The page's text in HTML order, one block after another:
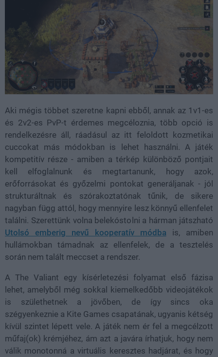
Aki mégis többet szeretne kapni ebből, annak az 1v1-es
és 2v2-es PvP-t érdemes megcéloznia, több opció is
rendelkezésre áll, ráadásul az itt feloldott kozmetikai
cuccokat más módokban is lehet használni. A játék
kompetitív része - amiben a térkép különböző pontjait
kell elfoglalnunk és megtartanunk, hogy azok,
erőforrásokat és győzelmi pontokat generáljanak - jól
strukturáltnak és szórakoztatónak tűnik, de sikere
nagyban függ attól, hogy mennyire lesz könnyű ellenfelet
találni. Szerettünk volna belekóstolni a hárman játszható
Utolsó emberig nevű kooperatív módba is, amiben
hullámokban támadnak az ellenfelek, de a tesztelés
során nem talált meccset a rendszer.
A The Valiant egy kísérletezési folyamat első fázisa
lehet, amelyből még sokkal kiemelkedőbb videojátékok
is születhetnek a jövőben, de így sincs oka
szégyenkeznie a Kite Games csapatának, ugyanis kétség
kívül szintet lépett vele. A játék nem ér fel a megcélzott
műfaj(ok) krémjéhez, ám azt a javára írhatjuk, hogy nem
válik monotonná a virtuális keresztes hadjárat, és hogy